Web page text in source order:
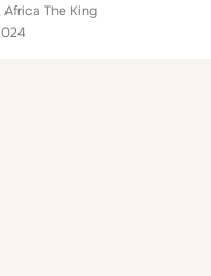
Africa The King